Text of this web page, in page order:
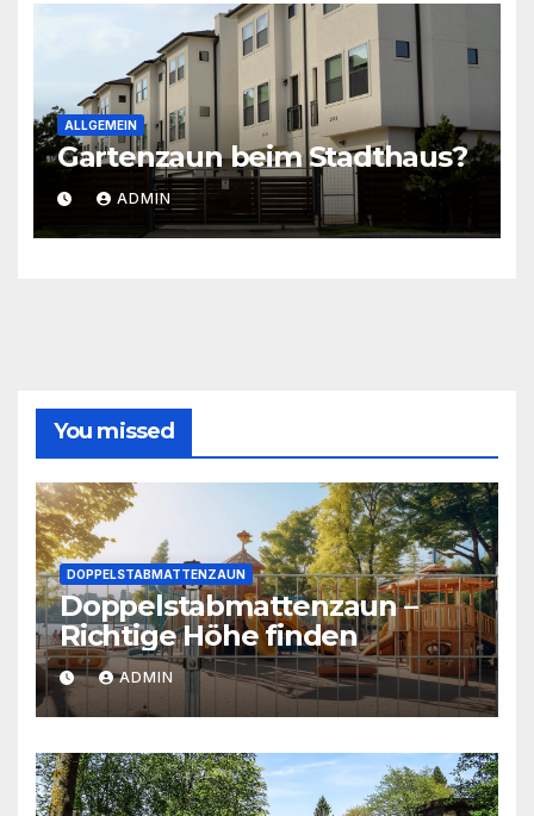
ALLGEMEIN
Gartenzaun beim Stadthaus?
ADMIN
You missed
DOPPELSTABMATTENZAUN
Doppelstabmattenzaun –
Richtige Höhe finden
ADMIN